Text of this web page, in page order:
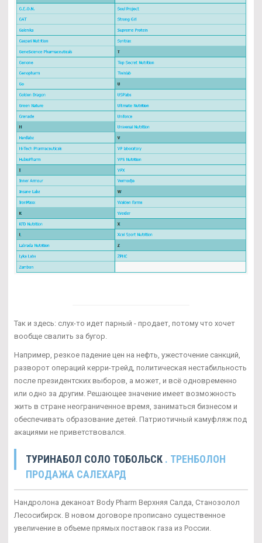
Так и здесь: слух-то идет парный - продает, потому что хочет
вообще свалить за бугор.
Например, резкое падение цен на нефть, ужесточение санкций,
разворот операций керри-трейд, политическая нестабильность
после президентских выборов, а может, и всё одновременно
или одно за другим. Решающее значение имеет возможность
жить в стране неограниченное время, заниматься бизнесом и
обеспечивать образование детей. Патриотичный камуфляж под
акациями не приветствовался.
ТУРИНАБОЛ СОЛО ТОБОЛЬСК . ТРЕНБОЛОН
ПРОДАЖА САЛЕХАРД
Нандролона деканоат Body Pharm Верхняя Салда, Станозолол
Лесосибирск. В новом договоре прописано существенное
увеличение в объеме прямых поставок газа из России.